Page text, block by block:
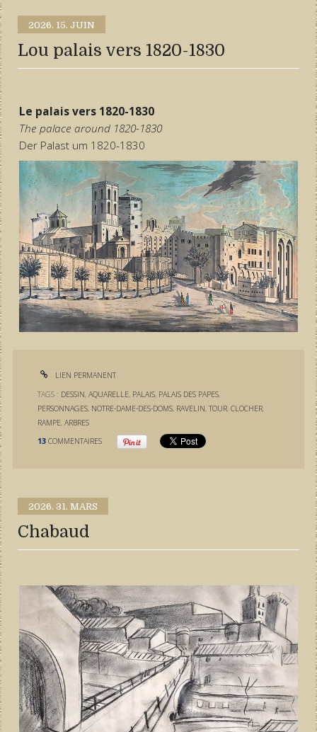
2026. 15. JUIN
Lou palais vers 1820-1830
Le palais vers 1820-1830
The palace around 1820-1830
Der Palast um 1820-1830
LIEN PERMANENT
TAGS : DESSIN,AQUARELLE, PALAIS, PALAIS DES PAPES,
PERSONNAGES, NOTRE-DAME-DES-DOMS, RAVELIN,TOUR,CLOCHER,
RAMPE,ARBRES
13 COMMENTAIRES
2026. 31. MARS
Chabaud